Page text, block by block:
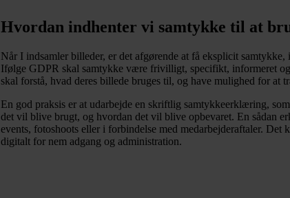
Hvordan indhenter vi samtykke til at
Når I indsamler billeder, er det afgørende at få eksplicit
Ifølge GDPR skal samtykke være frivilligt, specifikt, informeret
skal forstå, hvad deres billede bruges til, og have mulighed for at
En god praksis er at udarbejde en skriftlig samtykkeerklæring,
det vil blive brugt, og hvordan det vil blive opbevaret. En sådan
events, fotoshoots eller i forbindelse med medarbejderaftaler.
digitalt for nem adgang og administration.